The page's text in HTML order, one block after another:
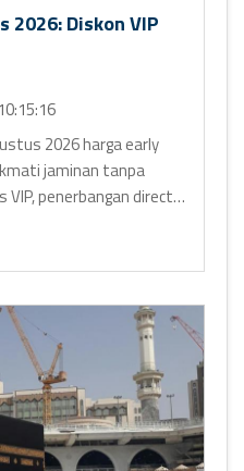
2026: Diskon VIP
2026 harga early
jaminan tanpa
penerbangan direct,